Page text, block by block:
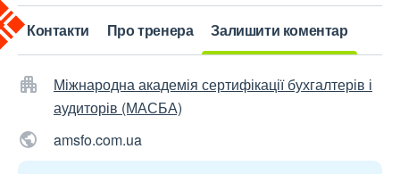
Контакти Про тренера Залишити коментар
Міжнародна академія сертифікації бухгалтерів і
аудиторів (МАСБА)
amsfo.com.ua